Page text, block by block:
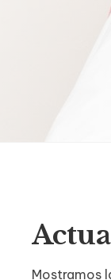
Mostramos